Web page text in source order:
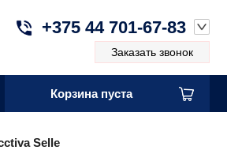
+375 44 701-67-83
Заказать звонок
Корзина пуста
Selle